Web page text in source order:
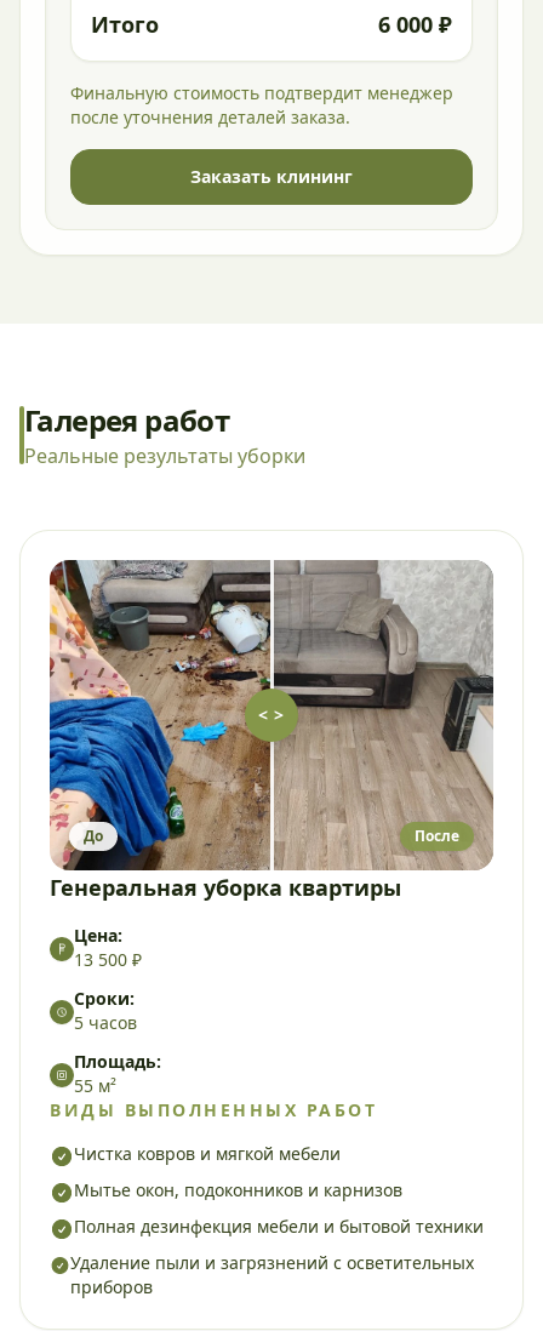
Итого 6 000 ₽
Финальную стоимость подтвердит менеджер
после уточнения деталей заказа.
Заказать клининг
Галерея работ
Реальные результаты уборки
< >
До После
Генеральная уборка квартиры
Цена:
13 500 ₽
Сроки:
5 часов
Площадь:
55 м²
ВИДЫ ВЫПОЛНЕННЫХ РАБОТ
Чистка ковров и мягкой мебели
Мытье окон, подоконников и карнизов
Полная дезинфекция мебели и бытовой техники
Удаление пыли и загрязнений с осветительных
приборов